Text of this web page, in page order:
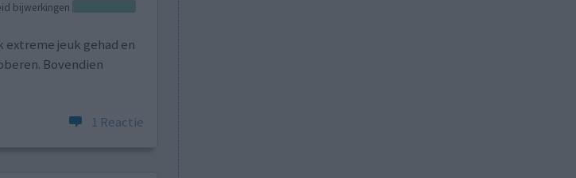
bijwerkingen
extreme jeuk gehad en
Bovendien
1 Reactie